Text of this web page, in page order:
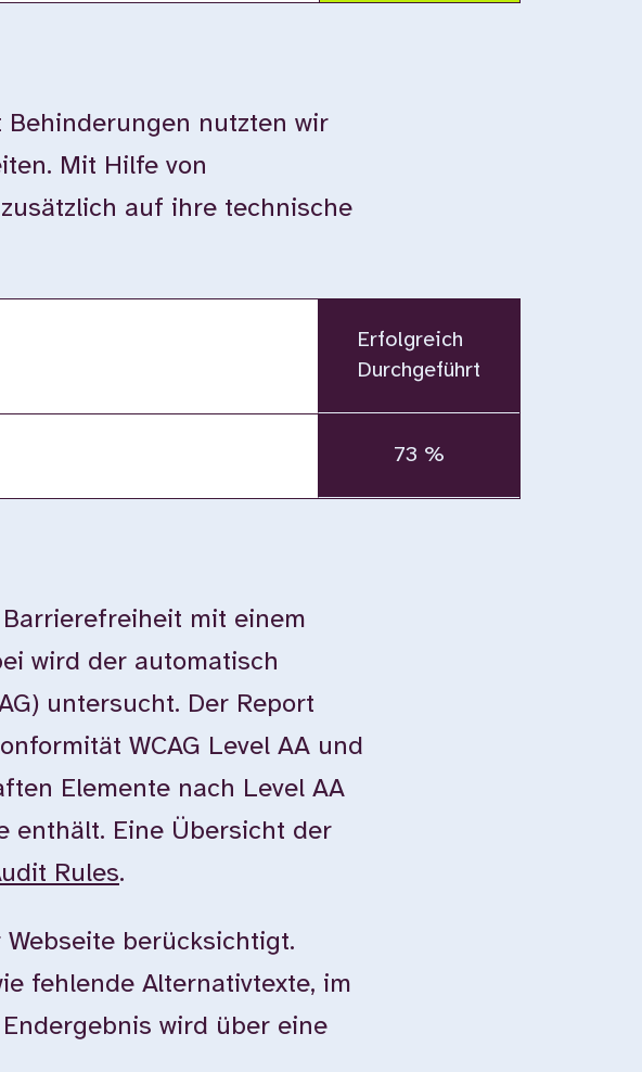
nutzten wir
Mit Hilfe von
auf ihre technische
Erfolgreich
Durchgeführt
73 %
mit einem
wird der automatisch
untersucht. Der Report
WCAG Level AA und
Elemente nach Level AA
enthält. Eine Übersicht der
Rules.
berücksichtigt.
fehlende Alternativtexte, im
wird über eine